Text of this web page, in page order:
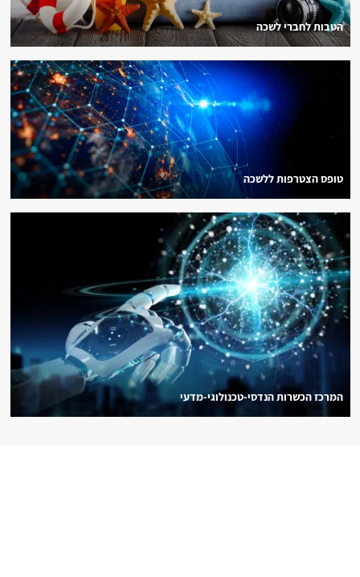
הטבות לחברי לשכה
טופס הצטרפות ללשכה
המרכז הכשרות הנדסי-טכנולוגי-מדעי